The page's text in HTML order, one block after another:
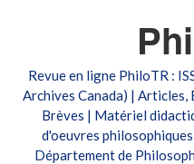
Revue en ligne PhiloTR :
Archives Canada) | Articles,
Brèves | Matériel
d'oeuvres
Département de